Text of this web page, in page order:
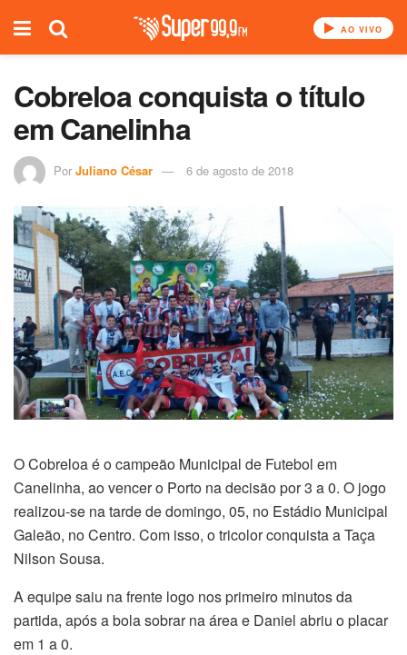
AO VIVO
Cobreloa conquista o título
em Canelinha
Por Juliano César 6 de agosto de 2018
O Cobreloa é o campeão Municipal de Futebol em
Canelinha, ao vencer o Porto na decisão por 3 a 0. O jogo
realizou-se na tarde de domingo, 05, no Estádio Municipal
Galeão, no Centro. Com isso, o tricolor conquista a Taça
Nilson Sousa.
A equipe saiu na frente logo nos primeiro minutos da
partida, após a bola sobrar na área e Daniel abriu o placar
em 1 a 0.